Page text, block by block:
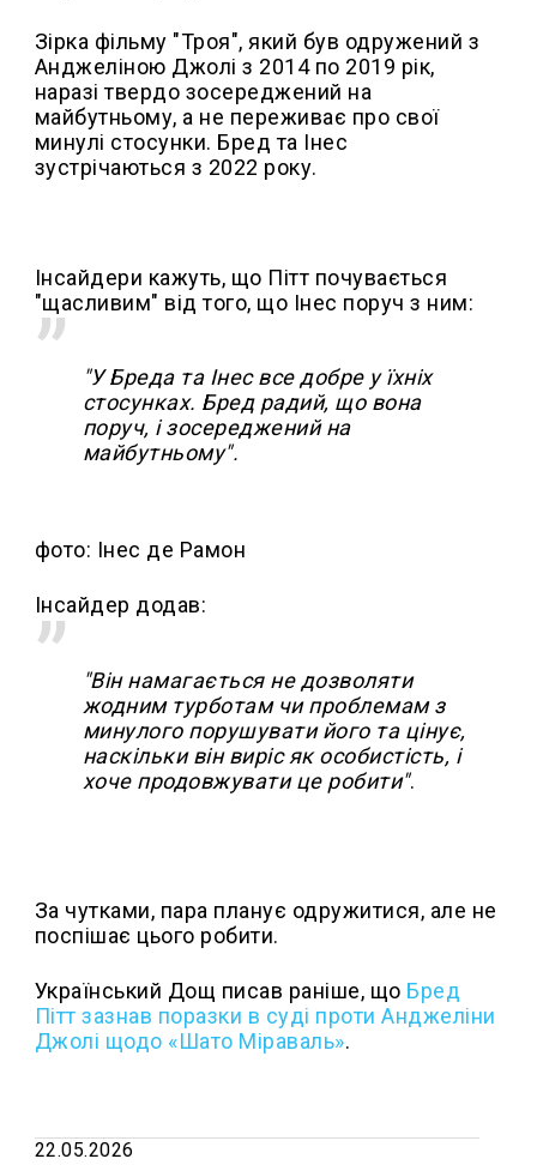
Зірка фільму "Троя", який був одружений з
Анджеліною Джолі з 2014 по 2019 рік,
наразі твердо зосереджений на
майбутньому, а не переживає про свої
минулі стосунки. Бред та Інес
зустрічаються з 2022 року.
Інсайдери кажуть, що Пітт почувається
"щасливим" від того, що Інес поруч з ним:
"У Бреда та Інес все добре у їхніх
стосунках. Бред радий, що вона
поруч, і зосереджений на
майбутньому".
фото: Інес де Рамон
Інсайдер додав:
"Він намагається не дозволяти
жодним турботам чи проблемам з
минулого порушувати його та цінує,
наскільки він виріс як особистість, і
хоче продовжувати це робити".
За чутками, пара планує одружитися, але не
поспішає цього робити.
Український Дощ писав раніше, що Бред
Пітт зазнав поразки в суді проти Анджеліни
Джолі щодо «Шато Міраваль».
22.05.2026